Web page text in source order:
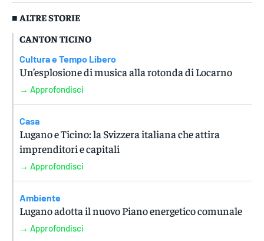
■ ALTRE STORIE
CANTON TICINO
Cultura e Tempo Libero
Un’esplosione di musica alla rotonda di Locarno
→ Approfondisci
Casa
Lugano e Ticino: la Svizzera italiana che attira
imprenditori e capitali
→ Approfondisci
Ambiente
Lugano adotta il nuovo Piano energetico comunale
→ Approfondisci